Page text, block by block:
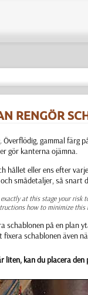
RENGÖR
Överflödig, gammal
gör kanterna ojämna.
hållet eller ens efter
smådetaljer, så
at this stage your risk
how to minimize this
på en plan
schablonen även
liten, kan du placera